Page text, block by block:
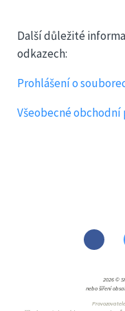
Další důležité
odkazech:
Prohlášení o
Všeobecné
2026 ©
nebo šíření